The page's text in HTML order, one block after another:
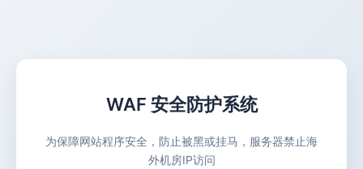
WAF 安全防护系统
为保障网站程序安全，防止被黑或挂马，服务器禁止海
外机房IP访问